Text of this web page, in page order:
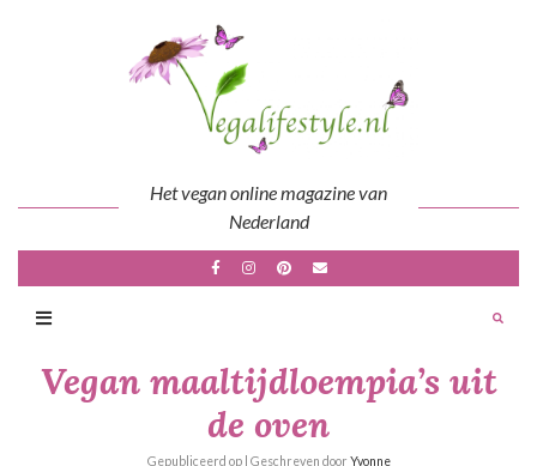
Het vegan online magazine van
Nederland
Vegan maaltijdloempia’s uit
de oven
Gepubliceerd op | Geschreven door Yvonne